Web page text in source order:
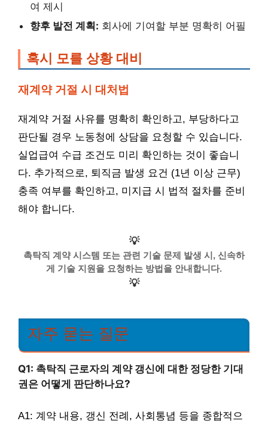
여 제시
향후 발전 계획: 회사에 기여할 부분 명확히 어필
혹시 모를 상황 대비
재계약 거절 시 대처법
재계약 거절 사유를 명확히 확인하고, 부당하다고
판단될 경우 노동청에 상담을 요청할 수 있습니다.
실업급여 수급 조건도 미리 확인하는 것이 좋습니
다. 추가적으로, 퇴직금 발생 요건 (1년 이상 근무)
충족 여부를 확인하고, 미지급 시 법적 절차를 준비
해야 합니다.
💡
촉탁직 계약 시스템 또는 관련 기술 문제 발생 시, 신속하
게 기술 지원을 요청하는 방법을 안내합니다.
💡
자주 묻는 질문
Q1: 촉탁직 근로자의 계약 갱신에 대한 정당한 기대
권은 어떻게 판단하나요?
A1: 계약 내용, 갱신 전례, 사회통념 등을 종합적으